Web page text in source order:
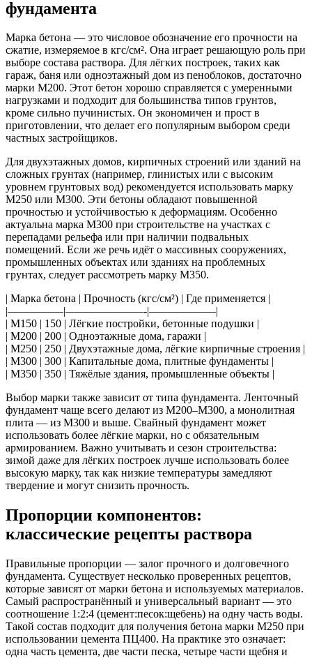
фундамента
Марка бетона — это числовое обозначение его прочности на
сжатие, измеряемое в кгс/см². Она играет решающую роль при
выборе состава раствора. Для лёгких построек, таких как
гараж, баня или одноэтажный дом из пеноблоков, достаточно
марки М200. Этот бетон хорошо справляется с умеренными
нагрузками и подходит для большинства типов грунтов,
кроме сильно пучинистых. Он экономичен и прост в
приготовлении, что делает его популярным выбором среди
частных застройщиков.
Для двухэтажных домов, кирпичных строений или зданий на
сложных грунтах (например, глинистых или с высоким
уровнем грунтовых вод) рекомендуется использовать марку
М250 или М300. Эти бетоны обладают повышенной
прочностью и устойчивостью к деформациям. Особенно
актуальна марка М300 при строительстве на участках с
перепадами рельефа или при наличии подвальных
помещений. Если же речь идёт о массивных сооружениях,
промышленных объектах или зданиях на проблемных
грунтах, следует рассмотреть марку М350.
| Марка бетона | Прочность (кгс/см²) | Где применяется |
|—————|———————-|——————|
| М150 | 150 | Лёгкие постройки, бетонные подушки |
| М200 | 200 | Одноэтажные дома, гаражи |
| М250 | 250 | Двухэтажные дома, лёгкие кирпичные строения |
| М300 | 300 | Капитальные дома, плитные фундаменты |
| М350 | 350 | Тяжёлые здания, промышленные объекты |
Выбор марки также зависит от типа фундамента. Ленточный
фундамент чаще всего делают из М200–М300, а монолитная
плита — из М300 и выше. Свайный фундамент может
использовать более лёгкие марки, но с обязательным
армированием. Важно учитывать и сезон строительства:
зимой даже для лёгких построек лучше использовать более
высокую марку, так как низкие температуры замедляют
твердение и могут снизить прочность.
Пропорции компонентов:
классические рецепты раствора
Правильные пропорции — залог прочного и долговечного
фундамента. Существует несколько проверенных рецептов,
которые зависят от марки бетона и используемых материалов.
Самый распространённый и универсальный вариант — это
соотношение 1:2:4 (цемент:песок:щебень) на одну часть воды.
Такой состав подходит для получения бетона марки М250 при
использовании цемента ПЦ400. На практике это означает:
одна часть цемента, две части песка, четыре части щебня и